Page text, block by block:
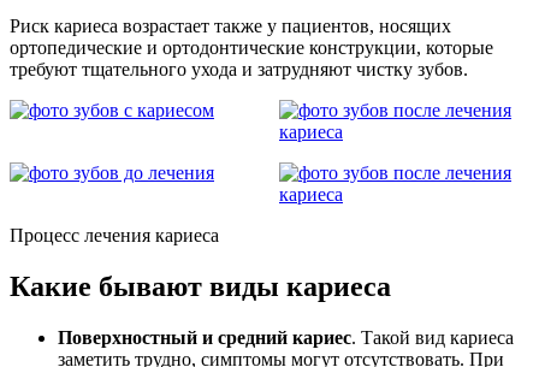
Риск кариеса возрастает также у пациентов, носящих
ортопедические и ортодонтические конструкции, которые
требуют тщательного ухода и затрудняют чистку зубов.
Процесс лечения кариеса
Какие бывают виды кариеса
Поверхностный и средний кариес. Такой вид кариеса
заметить трудно, симптомы могут отсутствовать. При